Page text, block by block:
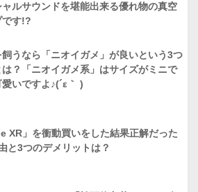
ルサウンドを堪能出来る優れ物の真空
です!?
うなら「ニオイガメ」が良いという3つ
？「ニオイガメ系」はサイズがミニで
いですよ♪(´ε｀ )
XR」を衝動買いをした結果正解だった
と3つのデメリットは？